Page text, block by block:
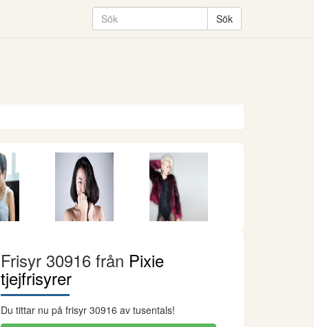
Frisyr 30916 från Pixie
tjejfrisyrer
Du tittar nu på frisyr 30916 av tusentals!